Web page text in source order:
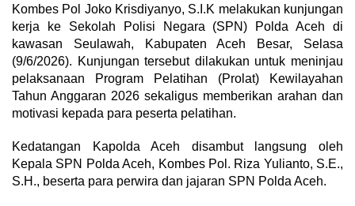
Kombes Pol Joko Krisdiyanyo, S.I.K melakukan kunjungan
kerja ke Sekolah Polisi Negara (SPN) Polda Aceh di
kawasan Seulawah, Kabupaten Aceh Besar, Selasa
(9/6/2026). Kunjungan tersebut dilakukan untuk meninjau
pelaksanaan Program Pelatihan (Prolat) Kewilayahan
Tahun Anggaran 2026 sekaligus memberikan arahan dan
motivasi kepada para peserta pelatihan.
Kedatangan Kapolda Aceh disambut langsung oleh
Kepala SPN Polda Aceh, Kombes Pol. Riza Yulianto, S.E.,
S.H., beserta para perwira dan jajaran SPN Polda Aceh.